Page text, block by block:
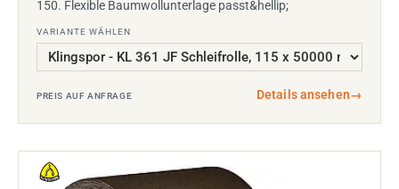
150. Flexible Baumwollunterlage passt&hellip;
VARIANTE WÄHLEN
PREIS AUF ANFRAGE Details ansehen→